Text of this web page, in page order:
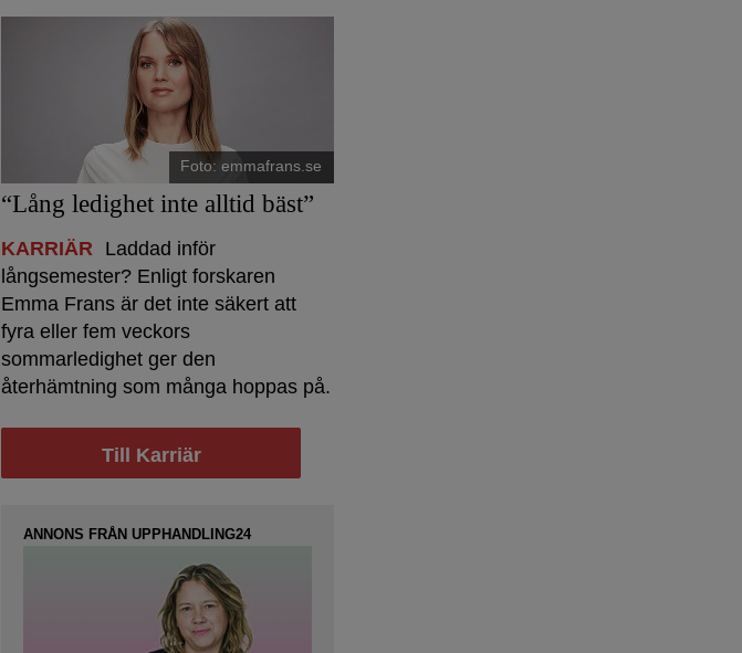
Foto: emmafrans.se
“Lång ledighet inte alltid bäst”
KARRIÄR Laddad inför
långsemester? Enligt forskaren
Emma Frans är det inte säkert att
fyra eller fem veckors
sommarledighet ger den
återhämtning som många hoppas på.
Till Karriär
ANNONS FRÅN UPPHANDLING24